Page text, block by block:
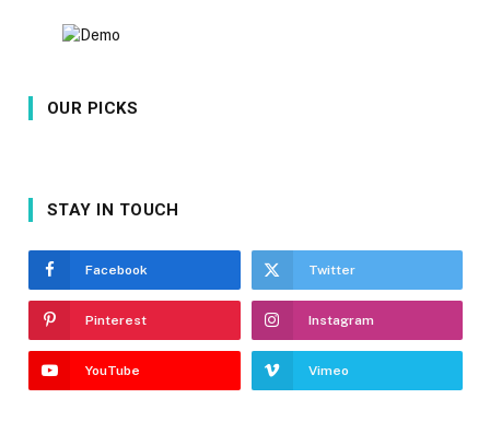
OUR PICKS
STAY IN TOUCH
Facebook Twitter
Pinterest Instagram
YouTube Vimeo